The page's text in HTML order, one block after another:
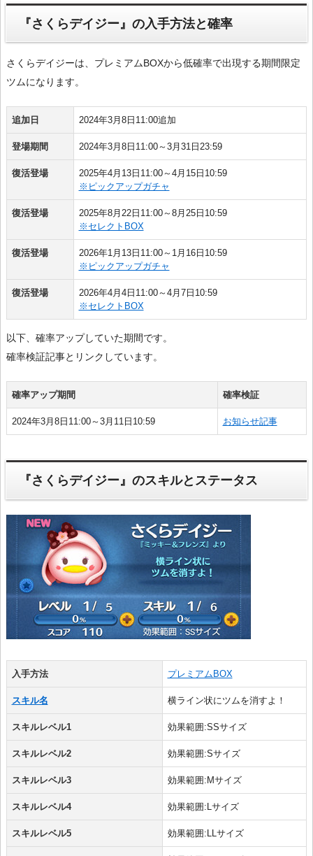
『さくらデイジー』の入手方法と確率
さくらデイジーは、プレミアムBOXから低確率で出現する期間限定
ツムになります。
追加日 2024年3月8日11:00追加
登場期間 2024年3月8日11:00～3月31日23:59
復活登場
2025年4月13日11:00～4月15日10:59
※ピックアップガチャ
復活登場
2025年8月22日11:00～8月25日10:59
※セレクトBOX
復活登場
2026年1月13日11:00～1月16日10:59
※ピックアップガチャ
復活登場
2026年4月4日11:00～4月7日10:59
※セレクトBOX
以下、確率アップしていた期間です。
確率検証記事とリンクしています。
確率アップ期間 確率検証
2024年3月8日11:00～3月11日10:59 お知らせ記事
『さくらデイジー』のスキルとステータス
入手方法 プレミアムBOX
スキル名 横ライン状にツムを消すよ！
スキルレベル1 効果範囲:SSサイズ
スキルレベル2 効果範囲:Sサイズ
スキルレベル3 効果範囲:Mサイズ
スキルレベル4 効果範囲:Lサイズ
スキルレベル5 効果範囲:LLサイズ